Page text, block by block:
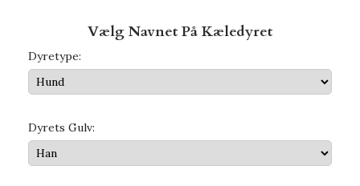
Vælg Navnet På Kæledyret
Dyretype:
Dyrets Gulv: